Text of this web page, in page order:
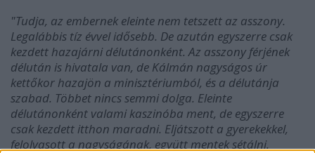
"Tudja, az embernek eleinte nem tetszett az asszony.
Legalábbis tíz évvel idősebb. De azután egyszerre csak
kezdett hazajárni délutánonként. Az asszony férjének
délután is hivatala van, de Kálmán nagyságos úr
kettőkor hazajön a minisztériumból, és a délutánja
szabad. Többet nincs semmi dolga. Eleinte
délutánonként valami kaszinóba ment, de egyszerre
csak kezdett itthon maradni. Eljátszott a gyerekekkel,
felolvasott a nagyságának, együtt mentek sétálni.